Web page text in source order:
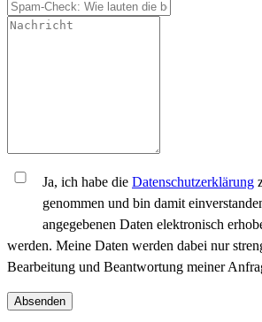
Ja, ich habe die Datenschutzerklärung
genommen und bin damit
angegebenen Daten elektronisch
werden. Meine Daten werden dabei nur
Bearbeitung und Beantwortung meiner
Absenden